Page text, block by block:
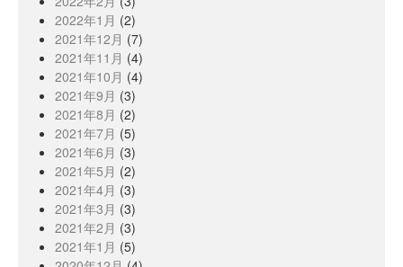
2022年1月 (2)
2021年12月 (7)
2021年11月 (4)
2021年10月 (4)
2021年9月 (3)
2021年8月 (2)
2021年7月 (5)
2021年6月 (3)
2021年5月 (2)
2021年4月 (3)
2021年3月 (3)
2021年2月 (3)
2021年1月 (5)